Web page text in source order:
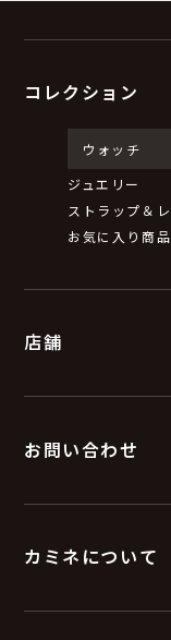
コレクション
ウォッチ
ジュエリー
ストラップ＆
お気に入り商品
店舗
お問い合わせ
カミネについて